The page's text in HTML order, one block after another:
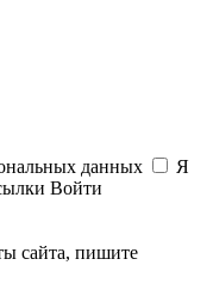
данных
Я
Войти
сайта, пишите